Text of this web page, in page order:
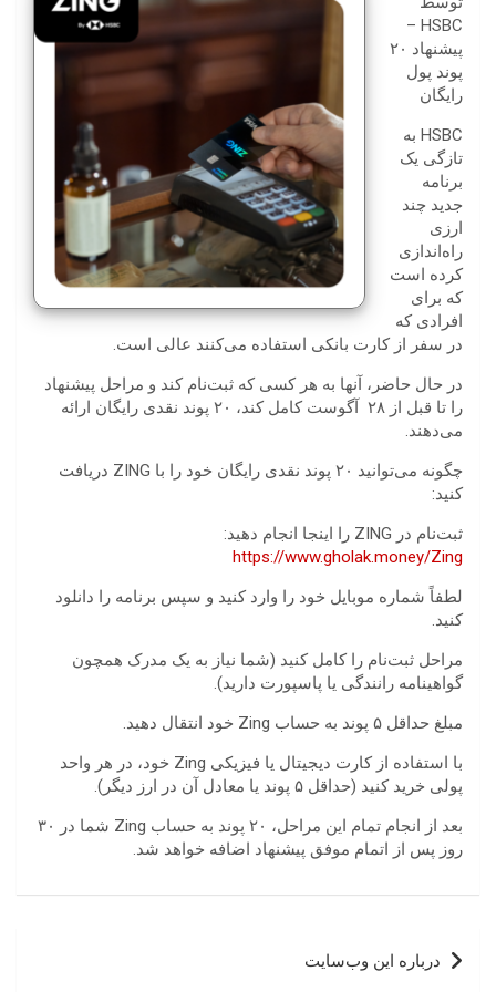
HSBC –
پیشنهاد ۲۰
پوند پول
رایگان
HSBC به
تازگی یک
برنامه
جدید چند
ارزی
راه‌اندازی
کرده است
که برای
افرادی که
در سفر از کارت بانکی استفاده می‌کنند عالی است.
در حال حاضر، آنها به هر کسی که ثبت‌نام کند و مراحل پیشنهاد
را تا قبل از ۲۸ آگوست کامل کند، ۲۰ پوند نقدی رایگان ارائه
می‌دهند.
چگونه می‌توانید ۲۰ پوند نقدی رایگان خود را با ZING دریافت
کنید:
ثبت‌نام در ZING را اینجا انجام دهید:
https://www.gholak.money/Zing
لطفاً شماره موبایل خود را وارد کنید و سپس برنامه را دانلود
کنید.
مراحل ثبت‌نام را کامل کنید (شما نیاز به یک مدرک همچون
گواهینامه رانندگی یا پاسپورت دارید).
مبلغ حداقل ۵ پوند به حساب Zing خود انتقال دهید.
با استفاده از کارت دیجیتال یا فیزیکی Zing خود، در هر واحد
پولی خرید کنید (حداقل ۵ پوند یا معادل آن در ارز دیگر).
بعد از انجام تمام این مراحل، ۲۰ پوند به حساب Zing شما در ۳۰
روز پس از اتمام موفق پیشنهاد اضافه خواهد شد.
راهبری
نوشته
درباره این وب‌سایت